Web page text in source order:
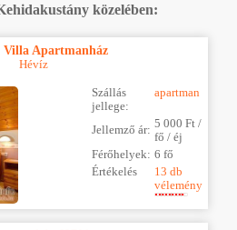
közelében:
Villa Apartmanház
Hévíz
Szállás
jellege:
apartman
Jellemző ár: 5 000 Ft /
fő / éj
Férőhelyek: 6 fő
Értékelés
13 db
vélemény